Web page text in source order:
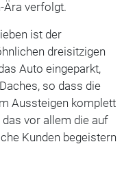
Ära verfolgt.
ist der
dreisitzigen
Auto eingeparkt,
so dass die
Aussteigen komplett
vor allem die auf
Kunden begeistern